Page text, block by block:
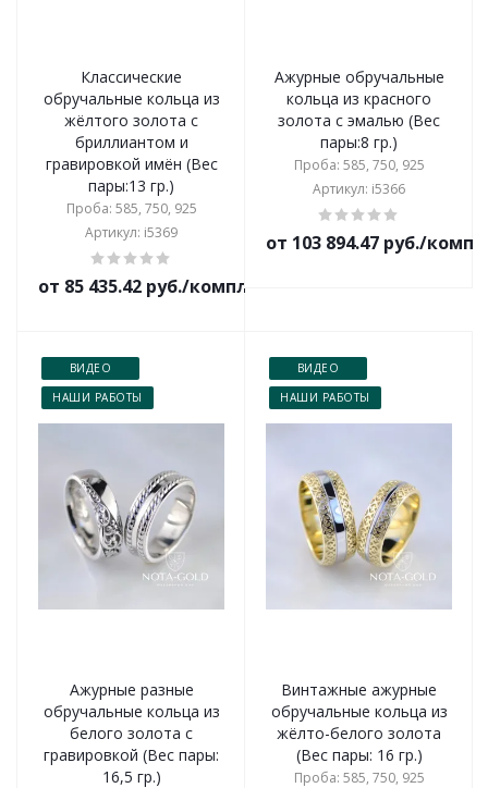
Классические
обручальные кольца из
жёлтого золота с
бриллиантом и
гравировкой имён (Вес
пары:13 гр.)
Проба: 585, 750, 925
Артикул: i5369
от 85 435.42 руб./комплект
Ажурные обручальные
кольца из красного
золота с эмалью (Вес
пары:8 гр.)
Проба: 585, 750, 925
Артикул: i5366
от 103 894.47 руб./
ВИДЕО
НАШИ РАБОТЫ
Ажурные разные
обручальные кольца из
белого золота с
гравировкой (Вес пары:
16,5 гр.)
ВИДЕО
НАШИ РАБОТЫ
Винтажные ажурные
обручальные кольца из
жёлто-белого золота
(Вес пары: 16 гр.)
Проба: 585, 750, 925